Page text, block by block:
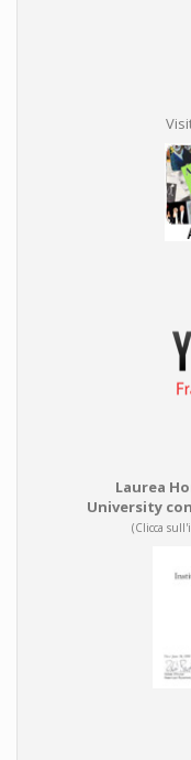
Laurea
University
(Clicca